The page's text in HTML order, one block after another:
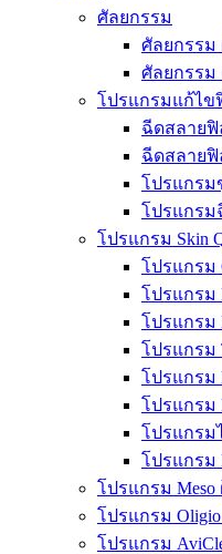
ศัลยกรรม
ศัลยกรรม
ศัลยกรรม
โปรแกรมแก้ไข
ฉีดสลายฟิ
ฉีดสลายฟิ
โปรแกรม
โปรแกรม
โปรแกรม Skin
โปรแกรม
โปรแกรม
โปรแกรม
โปรแกรม
โปรแกรม
โปรแกรม
โปรแกรม
โปรแกรม
โปรแกรม Meso
โปรแกรม
โปรแกรม